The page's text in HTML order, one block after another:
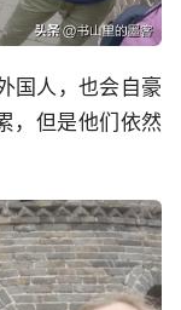
国人，也会自豪
，但是他们依然